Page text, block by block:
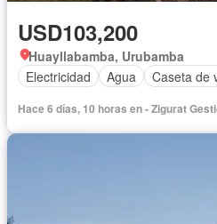
USD103,200
Huayllabamba, Urubamba
Electricidad
Agua Caseta de
Hace 6 días, 10 horas en - Zigurat